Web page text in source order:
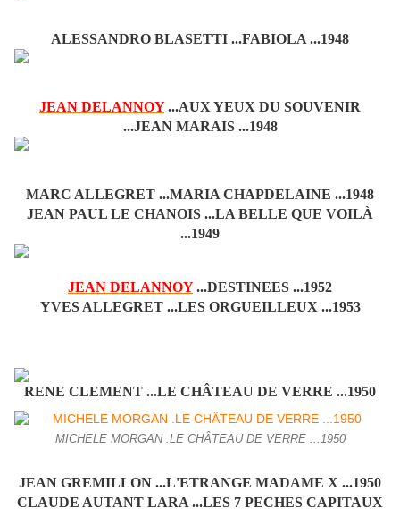
ALESSANDRO BLASETTI ...FABIOLA ...1948
JEAN DELANNOY...AUX YEUX DU SOUVENIR
...JEAN MARAIS ...1948
MARC ALLEGRET ...MARIA CHAPDELAINE ...1948
JEAN PAUL LE CHANOIS ...LA BELLE QUE VOILÀ
...1949
JEAN DELANNOY...DESTINEES ...1952
YVES ALLEGRET ...LES ORGUEILLEUX ...1953
RENE CLEMENT ...LE CHÂTEAU DE VERRE ...1950
MICHELE MORGAN .LE CHÂTEAU DE VERRE ...1950
JEAN GREMILLON ...L'ETRANGE MADAME X ...1950
CLAUDE AUTANT LARA ...LES 7 PECHES CAPITAUX